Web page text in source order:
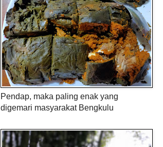
Pendap, maka paling enak yang
digemari masyarakat Bengkulu